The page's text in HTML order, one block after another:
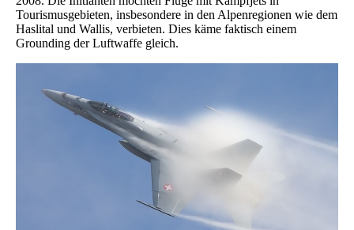
Tourismusgebieten, insbesondere in den Alpenregionen wie dem
Haslital und Wallis, verbieten. Dies käme faktisch einem
Grounding der Luftwaffe gleich.